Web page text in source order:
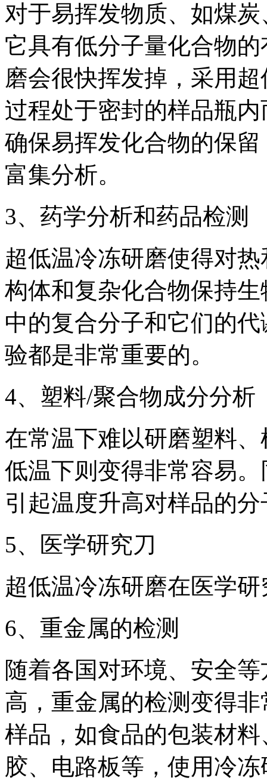
对于易挥发物质、如煤
它具有低分子量化合物
磨会很快挥发掉，采用
过程处于密封的样品瓶
确保易挥发化合物的保
富集分析。
3、药学分析和药品检测
超低温冷冻研磨使得对
构体和复杂化合物保持
中的复合分子和它们的
验都是非常重要的。
4、塑料/聚合物成分分析
在常温下难以研磨塑料
低温下则变得非常容易
引起温度升高对样品的
5、医学研究刀
超低温冷冻研磨在医学
6、重金属的检测
随着各国对环境、安全
高，重金属的检测变得
样品，如食品的包装材
胶、电路板等，使用冷